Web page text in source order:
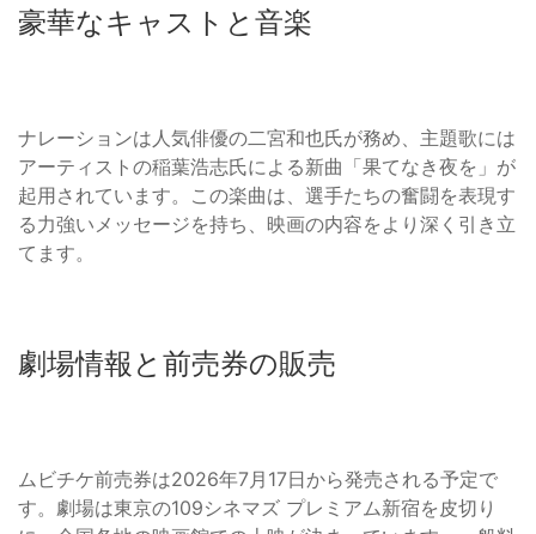
豪華なキャストと音楽
ナレーションは人気俳優の二宮和也氏が務め、主題歌には
アーティストの稲葉浩志氏による新曲「果てなき夜を」が
起用されています。この楽曲は、選手たちの奮闘を表現す
る力強いメッセージを持ち、映画の内容をより深く引き立
てます。
劇場情報と前売券の販売
ムビチケ前売券は2026年7月17日から発売される予定で
す。劇場は東京の109シネマズ プレミアム新宿を皮切り